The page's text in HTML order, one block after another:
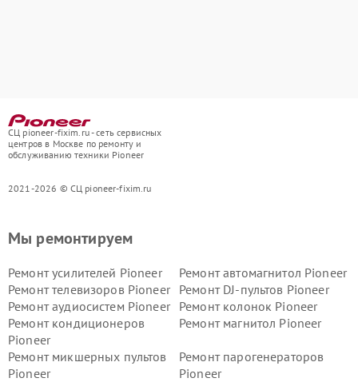
СЦ pioneer-fixim.ru - сеть сервисных
центров в Москве по ремонту и
обслуживанию техники Pioneer
2021-2026 © СЦ pioneer-fixim.ru
Мы ремонтируем
Ремонт усилителей Pioneer
Ремонт автомагнитол Pioneer
Ремонт телевизоров Pioneer
Ремонт DJ-пультов Pioneer
Ремонт аудиосистем Pioneer
Ремонт колонок Pioneer
Ремонт кондиционеров
Pioneer
Ремонт магнитол Pioneer
Ремонт микшерных пультов
Pioneer
Ремонт парогенераторов
Pioneer